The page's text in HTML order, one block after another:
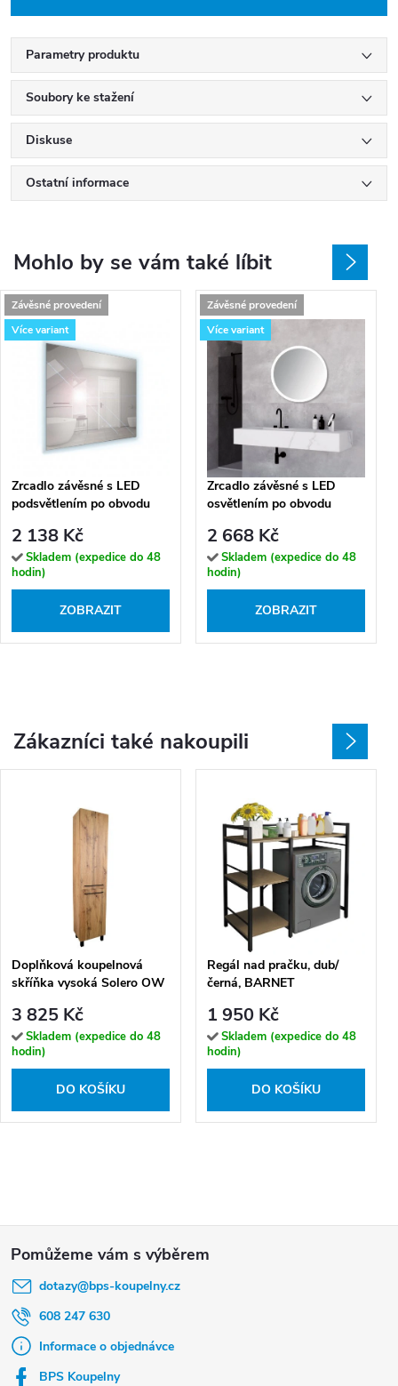
Parametry produktu
Soubory ke stažení
Diskuse
Ostatní informace
Mohlo by se vám také líbit
Závěsné provedení
Více variant
Zrcadlo závěsné s LED
podsvětlením po obvodu
2 138 Kč
Skladem (expedice do 48
hodin)
ZOBRAZIT
Závěsné provedení
Více variant
Zrcadlo závěsné s LED
osvětlením po obvodu
2 668 Kč
Skladem (expedice do 48
hodin)
ZOBRAZIT
Zákazníci také nakoupili
Doplňková koupelnová
skříňka vysoká Solero OW
3 825 Kč
Skladem (expedice do 48
hodin)
DO KOŠÍKU
Regál nad pračku, dub/
černá, BARNET
1 950 Kč
Skladem (expedice do 48
hodin)
DO KOŠÍKU
dotazy@bps-koupelny.cz
608 247 630
Informace o objednávce
BPS Koupelny